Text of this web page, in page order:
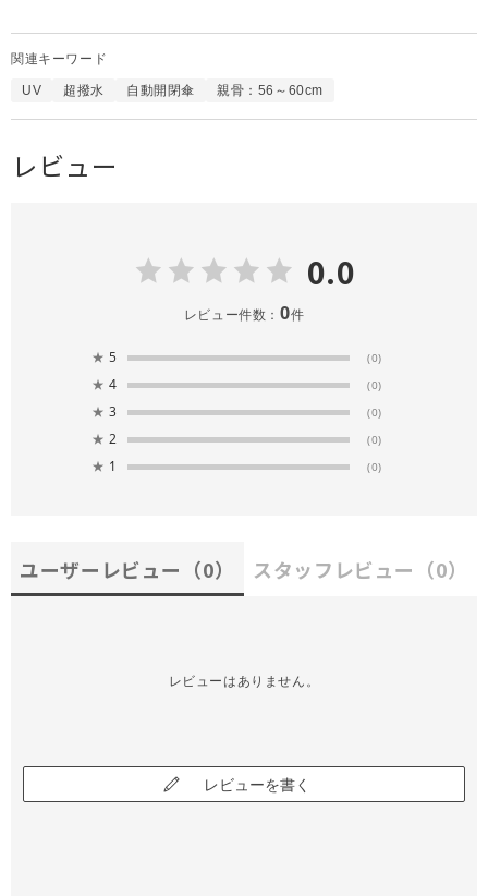
関連キーワード
UV 超撥水 自動開閉傘 親骨：56～60cm
レビュー
0.0
レビュー件数： 0件
★ 5 (0)
★ 4 (0)
★ 3 (0)
★ 2 (0)
★ 1 (0)
ユーザーレビュー （0） スタッフレビュー （0）
レビューはありません。
レビューを書く